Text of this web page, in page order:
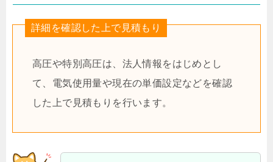
詳細を確認した上で見積もり
高圧や特別高圧は、法人情報をはじめとし
て、電気使用量や現在の単価設定などを確認
した上で見積もりを行います。